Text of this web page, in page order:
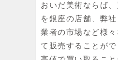
おいだ美術ならば
を銀座の店舗、弊社
業者の市場など様
て販売することが